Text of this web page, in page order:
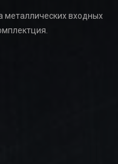
металлических входных